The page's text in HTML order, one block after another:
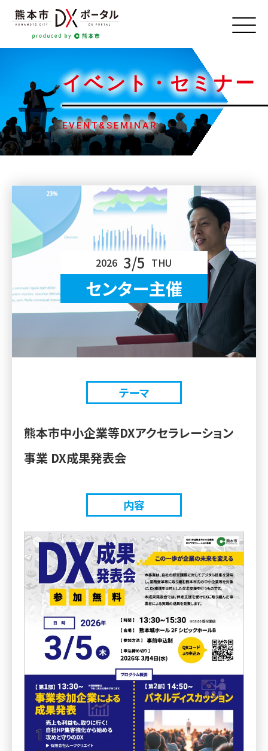
イベント・セミナー
EVENT&SEMINAR
2026 3/5 THU
センター主催
テーマ
熊本市中小企業等DXアクセラレーション
事業 DX成果発表会
内容